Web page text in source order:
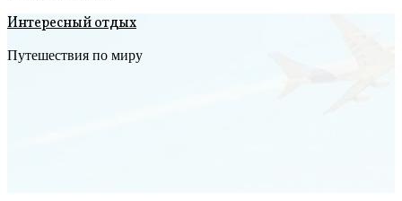
Интересный отдых
Путешествия по миру